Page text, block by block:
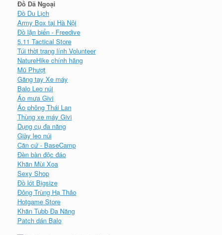
Đồ Dã Ngoại
Đồ Du Lịch
Army Box tại Hà Nội
Đồ lặn biển - Freedive
5.11 Tactical Store
Túi thời trang lính Volunteer
NatureHike chính hãng
Mũ Phượt
Găng tay Xe máy
Balo Leo núi
Áo mưa Givi
Áo phông Thái Lan
Thùng xe máy Givi
Dụng cụ đa năng
Giày leo núi
Căn cứ - BaseCamp
Đèn bàn độc đáo
Khăn Mùi Xoa
Sexy Shop
Đồ lót Bigsize
Đông Trùng Hạ Thảo
Hotgame Store
Khăn Tubb Đa Năng
Patch dán Balo